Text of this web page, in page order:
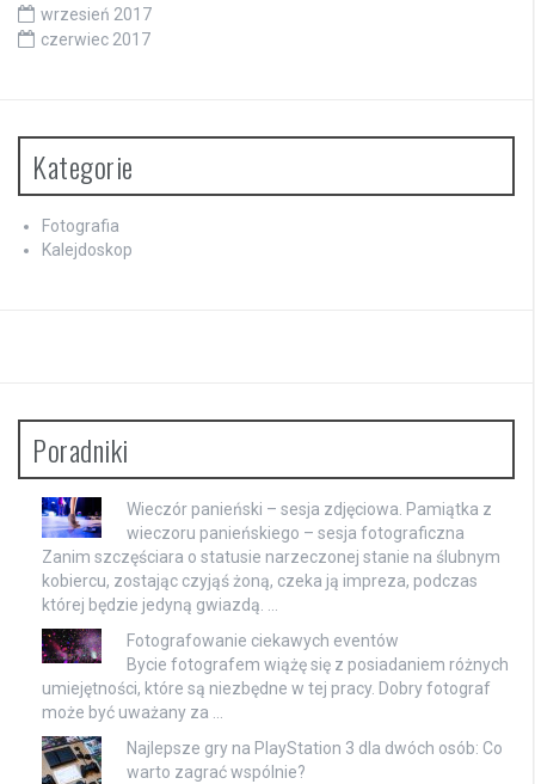
wrzesień 2017
czerwiec 2017
Kategorie
Fotografia
Kalejdoskop
Poradniki
Wieczór panieński – sesja zdjęciowa. Pamiątka z
wieczoru panieńskiego – sesja fotograficzna
Zanim szczęściara o statusie narzeczonej stanie na ślubnym
kobiercu, zostając czyjąś żoną, czeka ją impreza, podczas
której będzie jedyną gwiazdą. …
Fotografowanie ciekawych eventów
Bycie fotografem wiążę się z posiadaniem różnych
umiejętności, które są niezbędne w tej pracy. Dobry fotograf
może być uważany za …
Najlepsze gry na PlayStation 3 dla dwóch osób: Co
warto zagrać wspólnie?